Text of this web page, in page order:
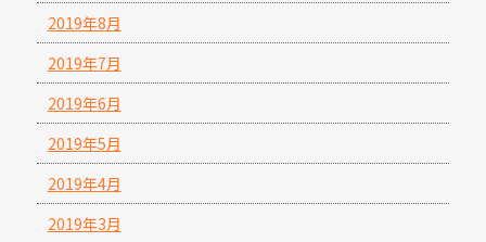
2019年8月
2019年7月
2019年6月
2019年5月
2019年4月
2019年3月